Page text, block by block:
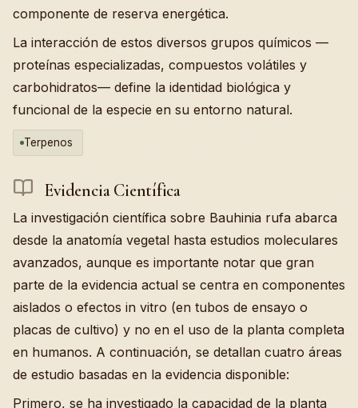
componente de reserva energética.
La interacción de estos diversos grupos químicos —
proteínas especializadas, compuestos volátiles y
carbohidratos— define la identidad biológica y
funcional de la especie en su entorno natural.
Terpenos
Evidencia Científica
La investigación científica sobre Bauhinia rufa abarca
desde la anatomía vegetal hasta estudios moleculares
avanzados, aunque es importante notar que gran
parte de la evidencia actual se centra en componentes
aislados o efectos in vitro (en tubos de ensayo o
placas de cultivo) y no en el uso de la planta completa
en humanos. A continuación, se detallan cuatro áreas
de estudio basadas en la evidencia disponible:
Primero, se ha investigado la capacidad de la planta